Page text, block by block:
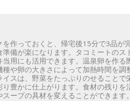
を作っておくと、帰宅後15分で3品が
備が楽になります。
タコミートのス
用にも活用できます。 温泉卵を作る
や卵の大きさによって加熱時間を調
イスは、野菜をたっぷりのせることで
豊かに仕上がります。 食材の残りを
ープの具材を変えることができます。